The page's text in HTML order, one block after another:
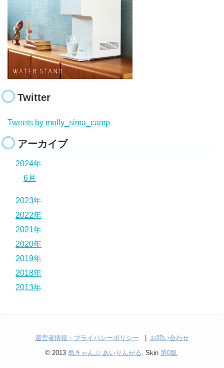
Twitter
Tweets by molly_sima_camp
アーカイブ
2024年
6月
2023年
2022年
2021年
2020年
2019年
2018年
2013年
運営者情報・プライバシーポリシー
お問い合わせ
© 2013 島きゃんぷ あいりんがる. Skin 第0版.